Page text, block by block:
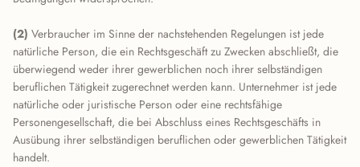
(2) Verbraucher im Sinne der nachstehenden Regelungen ist jede
natürliche Person, die ein Rechtsgeschäft zu Zwecken abschließt, die
überwiegend weder ihrer gewerblichen noch ihrer selbständigen
beruflichen Tätigkeit zugerechnet werden kann. Unternehmer ist jede
natürliche oder juristische Person oder eine rechtsfähige
Personengesellschaft, die bei Abschluss eines Rechtsgeschäfts in
Ausübung ihrer selbständigen beruflichen oder gewerblichen Tätigkeit
handelt.